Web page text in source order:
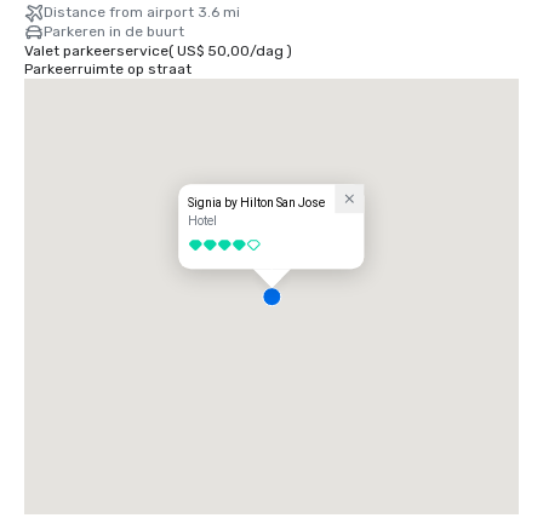
een gedeelde ritdienst. Als alternatief kunt u de trein gebruiken via
BART en Caltrain. https://www.bart.gov en https://www.caltrain.com
Distance from airport 3.6 mi
Parkeren in de buurt
Valet parkeerservice( US$ 50,00/dag )
Parkeerruimte op straat
Signia by Hilton San Jose
Hotel
4 van 5